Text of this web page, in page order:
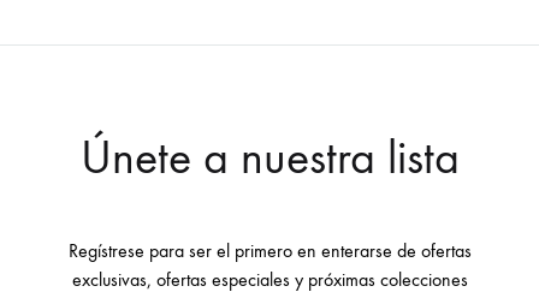
Únete a nuestra lista
Regístrese para ser el primero en enterarse de ofertas
exclusivas, ofertas especiales y próximas colecciones